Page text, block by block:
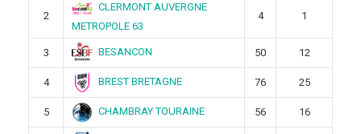
2
CLERMONT AUVERGNE
METROPOLE 63
4 1
3 BESANCON 50 12
4 BREST BRETAGNE 76 25
5 CHAMBRAY TOURAINE 56 16